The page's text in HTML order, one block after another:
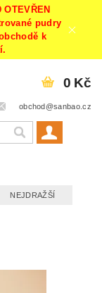
OTEVŘEN
pudry
k
obchod@sanbao.cz
0 Kč
NEJDRAŽŠÍ